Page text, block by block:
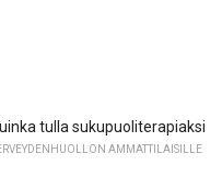
tulla sukupuoliterapiaksi
AMMATTILAISILLE